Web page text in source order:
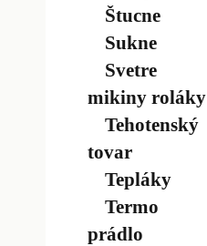
Štucne
Sukne
Svetre
mikiny roláky
Tehotenský
tovar
Tepláky
Termo
prádlo